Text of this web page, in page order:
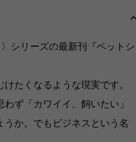
シリーズの最新刊『ペットシ
たくなるような現実です。
ず「カワイイ、飼いたい」
うか。でもビジネスという名